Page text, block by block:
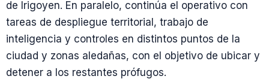
de Irigoyen. En paralelo, continúa el operativo con
tareas de despliegue territorial, trabajo de
inteligencia y controles en distintos puntos de la
ciudad y zonas aledañas, con el objetivo de ubicar y
detener a los restantes prófugos.